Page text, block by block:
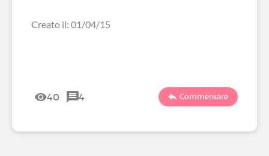
Creato il: 01/04/15
40 4 Commentare